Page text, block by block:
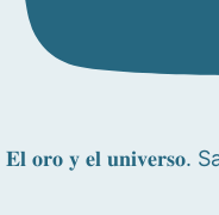
𝐄𝐥 𝐨𝐫𝐨 𝐲 𝐞𝐥